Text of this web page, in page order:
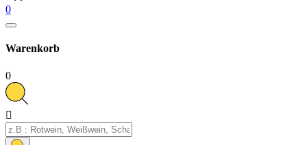
0
Warenkorb
0
